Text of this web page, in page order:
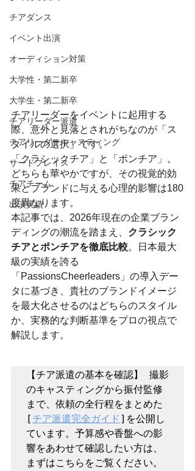
チアダンス
イベント出演
オーディション対策
大学性・第二新卒
大学生・第二新卒
チアリーダー派遣
チアリーダーキャスティング
サードプレイス
チアチーム
出演実績
チアリーダーをイベントに起用する
際、意外と見落とされがちなのが「ス
タイルの選択」です。
「クラシックチア」と「ポンチア」。
どちらも華やかですが、その視覚的効
果とブランドに与える心理的影響は180
度異なります。
本記事では、2026年現在の企業ブラン
ディングの潮流を踏まえ、 クラシック
チアとポンチアを徹底比較。日本最大
級の実績を誇る
「PassionsCheerleaders」の導入デー
タに基づき、貴社のブランドイメージ
を最大化させるのはどちらのスタイル
か、実務的な判断基準をプロの視点で
解説します。
【チア派遣の基本を確認】 撮影
のキャスティングから振付監修
まで、依頼の全行程をまとめた
[ チア派遣完全ガイド ]を公開し
ています。予算感や香盤への影
響をあわせて確認したい方は、
まずはこちらをご覧ください。